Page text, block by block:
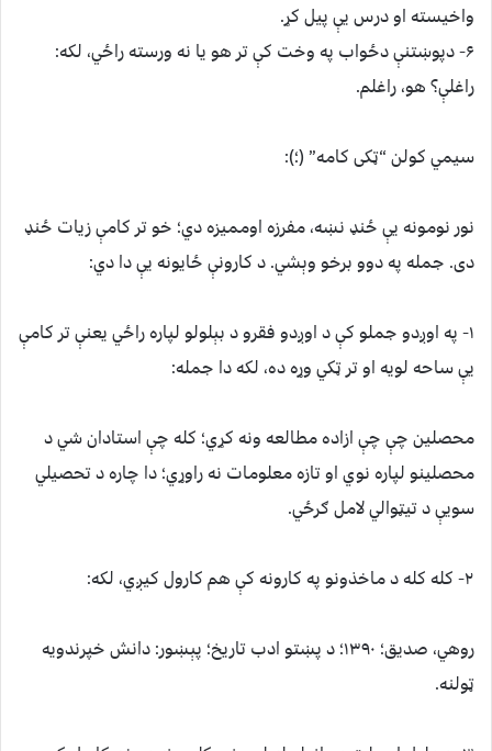
واخیسته او درس یې پیل کړ.
۶- دپوښتنې دځواب په وخت کې تر هو یا نه ورسته راځي، لکه:
راغلې؟ هو، راغلم.
سیمي کولن “ټکی کامه” (؛):
نور نومونه یې ځنډ نښه، مفرزه اوممیزه دي؛ خو تر کامې زیات ځنډ
دی. جمله په دوو برخو وېشي. د کارونې ځایونه یې دا دي:
۱- په اوږدو جملو کې د اوږدو فقرو د بېلولو لپاره راځي یعنې تر کامې
یې ساحه لویه او تر ټکي وړه ده، لکه دا جمله:
محصلین چې چې ازاده مطالعه ونه کړي؛ کله چې استادان شي د
محصلینو لپاره نوي او تازه معلومات نه راوړي؛ دا چاره د تحصیلي
سویې د تیټوالي لامل ګرځي.
۲- کله کله د ماخذونو په کارونه کې هم کارول کیږي، لکه:
روهي، صدیق؛ ۱۳۹۰؛ د پښتو ادب تاریخ؛ پېښور: دانش خپرندویه
ټولنه.